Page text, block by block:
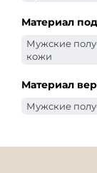
Материал
Мужские
кожи
Материал
Мужские